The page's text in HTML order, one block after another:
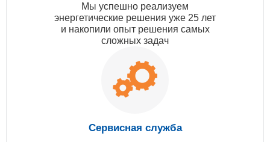
Мы успешно реализуем
энергетические решения уже 25 лет
и накопили опыт решения самых
сложных задач
Сервисная служба